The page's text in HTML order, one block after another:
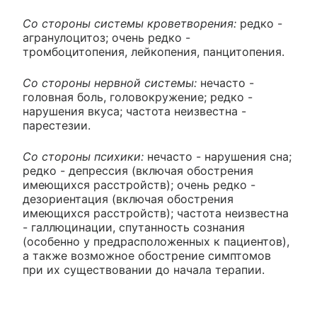
Со стороны системы кроветворения: редко -
агранулоцитоз; очень редко -
тромбоцитопения, лейкопения, панцитопения.
Со стороны нервной системы: нечасто -
головная боль, головокружение; редко -
нарушения вкуса; частота неизвестна -
парестезии.
Со стороны психики: нечасто - нарушения сна;
редко - депрессия (включая обострения
имеющихся расстройств); очень редко -
дезориентация (включая обострения
имеющихся расстройств); частота неизвестна
- галлюцинации, спутанность сознания
(особенно у предрасположенных к пациентов),
а также возможное обострение симптомов
при их существовании до начала терапии.